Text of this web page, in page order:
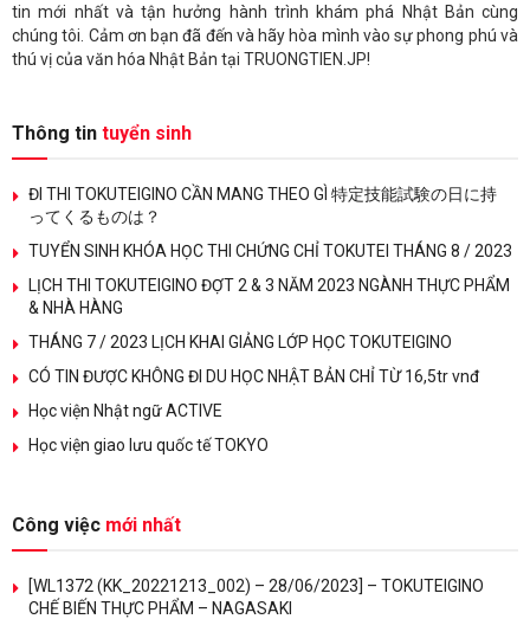
tin mới nhất và tận hưởng hành trình khám phá Nhật Bản cùng
chúng tôi. Cảm ơn bạn đã đến và hãy hòa mình vào sự phong phú và
thú vị của văn hóa Nhật Bản tại TRUONGTIEN.JP!
Thông tin tuyển sinh
ĐI THI TOKUTEIGINO CẦN MANG THEO GÌ 特定技能試験の日に持
ってくるものは？
TUYỂN SINH KHÓA HỌC THI CHỨNG CHỈ TOKUTEI THÁNG 8 / 2023
LỊCH THI TOKUTEIGINO ĐỢT 2 & 3 NĂM 2023 NGÀNH THỰC PHẨM
& NHÀ HÀNG
THÁNG 7 / 2023 LỊCH KHAI GIẢNG LỚP HỌC TOKUTEIGINO
CÓ TIN ĐƯỢC KHÔNG ĐI DU HỌC NHẬT BẢN CHỈ TỪ 16,5tr vnđ
Học viện Nhật ngữ ACTIVE
Học viện giao lưu quốc tế TOKYO
Công việc mới nhất
[WL1372 (KK_20221213_002) – 28/06/2023] – TOKUTEIGINO
CHẾ BIẾN THỰC PHẨM – NAGASAKI